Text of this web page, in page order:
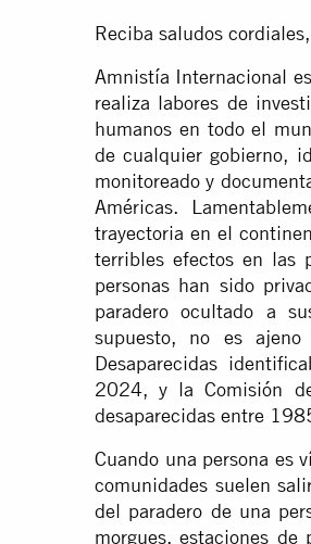
Reciba saludos cordiales,
Amnistía Internacional
realiza labores de
humanos en todo el
de cualquier gobierno,
monitoreado y
Américas.
trayectoria en el
terribles efectos en las
personas han sido
paradero ocultado a
supuesto, no es
Desaparecidas
2024, y la Comisión
desaparecidas entre
Cuando una persona es
comunidades suelen
del paradero de una
morgues, estaciones